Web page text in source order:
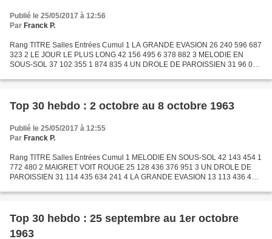
Publié le 25/05/2017 à 12:56
Par Franck P.
Rang TITRE Salles Entrées Cumul 1 LA GRANDE EVASION 26 240 596 687
323 2 LE JOUR LE PLUS LONG 42 156 495 6 378 882 3 MELODIE EN
SOUS-SOL 37 102 355 1 874 835 4 UN DROLE DE PAROISSIEN 31 96 081
Top 30 hebdo : 2 octobre au 8 octobre 1963
Publié le 25/05/2017 à 12:55
Par Franck P.
Rang TITRE Salles Entrées Cumul 1 MELODIE EN SOUS-SOL 42 143 454 1
772 480 2 MAIGRET VOIT ROUGE 25 128 436 376 951 3 UN DROLE DE
PAROISSIEN 31 114 435 634 241 4 LA GRANDE EVASION 13 113 436 446
Top 30 hebdo : 25 septembre au 1er octobre
1963